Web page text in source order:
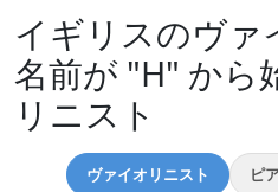
イギリスのヴァ
名前が "H" から
リニスト
ヴァイオリニスト ピ